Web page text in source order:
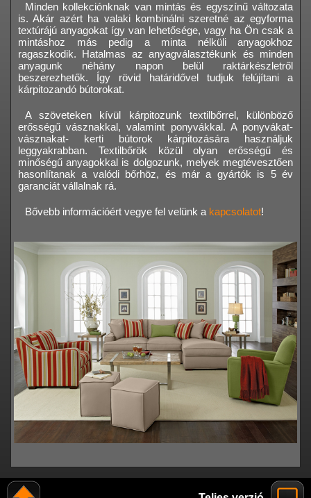
Minden kollekciónknak van mintás és egyszínű változata
is. Akár azért ha valaki kombinálni szeretné az egyforma
textúrájú anyagokat így van lehetősége, vagy ha Ön csak a
mintáshoz más pedig a minta nélküli anyagokhoz
ragaszkodik. Hatalmas az anyagválasztékunk és minden
anyagunk néhány napon belül raktárkészletről
beszerezhetők. Így rövid határidővel tudjuk felújítani a
kárpitozandó bútorokat.
A szöveteken kívül kárpitozunk textilbőrrel, különböző
erősségű vásznakkal, valamint ponyvákkal. A ponyvákat-
vásznakat- kerti bútorok kárpitozására használjuk
leggyakrabban. Textilbőrök közül olyan erősségű és
minőségű anyagokkal is dolgozunk, melyek megtévesztően
hasonlítanak a valódi bőrhöz, és már a gyártók is 5 év
garanciát vállalnak rá.
Bővebb információért vegye fel velünk a kapcsolatot!